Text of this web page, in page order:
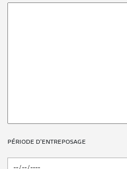
PÉRIODE D'ENTREPOSAGE